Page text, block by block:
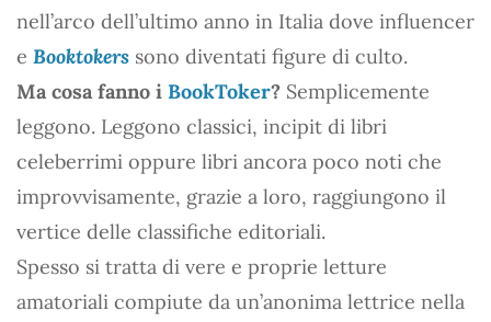
nell’arco dell’ultimo anno in Italia dove influencer
e Booktokers sono diventati figure di culto.
Ma cosa fanno i BookToker? Semplicemente
leggono. Leggono classici, incipit di libri
celeberrimi oppure libri ancora poco noti che
improvvisamente, grazie a loro, raggiungono il
vertice delle classifiche editoriali.
Spesso si tratta di vere e proprie letture
amatoriali compiute da un’anonima lettrice nella